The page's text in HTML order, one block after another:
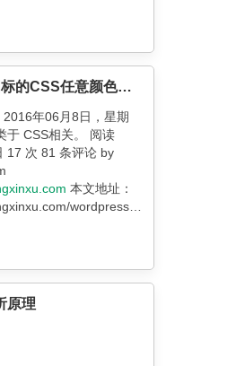
PNG格式小图标的CSS任意颜色赋色技术
年06月8日，星期
于 CSS相关。 阅读
17 次 81 条评论 by
本文地址：
wordpress/?
原理